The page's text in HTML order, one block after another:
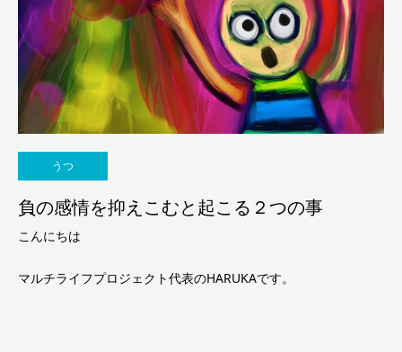
うつ
負の感情を抑えこむと起こる２つの事
こんにちは
マルチライフプロジェクト代表のHARUKAです。